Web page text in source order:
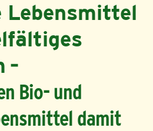
Lebensmittel
–
Bio- und
damit